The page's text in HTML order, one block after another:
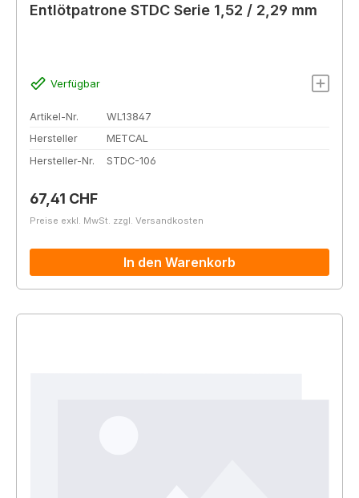
Entlötpatrone STDC Serie 1,52 / 2,29 mm
Verfügbar
Artikel-Nr.
WL13847
Hersteller
METCAL
Hersteller-Nr.
STDC-106
Regulärer Preis:
67,41 CHF
Preise exkl. MwSt. zzgl. Versandkosten
In den Warenkorb